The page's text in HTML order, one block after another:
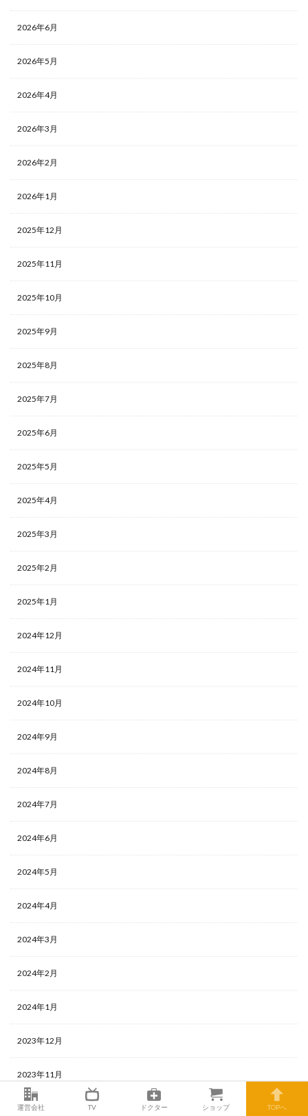
2026年6月
2026年5月
2026年4月
2026年3月
2026年2月
2026年1月
2025年12月
2025年11月
2025年10月
2025年9月
2025年8月
2025年7月
2025年6月
2025年5月
2025年4月
2025年3月
2025年2月
2025年1月
2024年12月
2024年11月
2024年10月
2024年9月
2024年8月
2024年7月
2024年6月
2024年5月
2024年4月
2024年3月
2024年2月
2024年1月
2023年12月
2023年11月
2023年10月
運営会社 TV ドクター ショップ TOPへ